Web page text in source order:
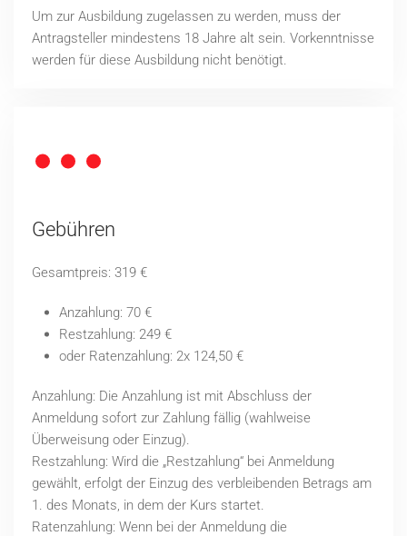
Um zur Ausbildung zugelassen zu werden, muss der
Antragsteller mindestens 18 Jahre alt sein. Vorkenntnisse
werden für diese Ausbildung nicht benötigt.
Gebühren
Gesamtpreis: 319 €
Anzahlung: 70 €
Restzahlung: 249 €
oder Ratenzahlung: 2x 124,50 €
Anzahlung: Die Anzahlung ist mit Abschluss der
Anmeldung sofort zur Zahlung fällig (wahlweise
Überweisung oder Einzug).
Restzahlung: Wird die „Restzahlung“ bei Anmeldung
gewählt, erfolgt der Einzug des verbleibenden Betrags am
1. des Monats, in dem der Kurs startet.
Ratenzahlung: Wenn bei der Anmeldung die